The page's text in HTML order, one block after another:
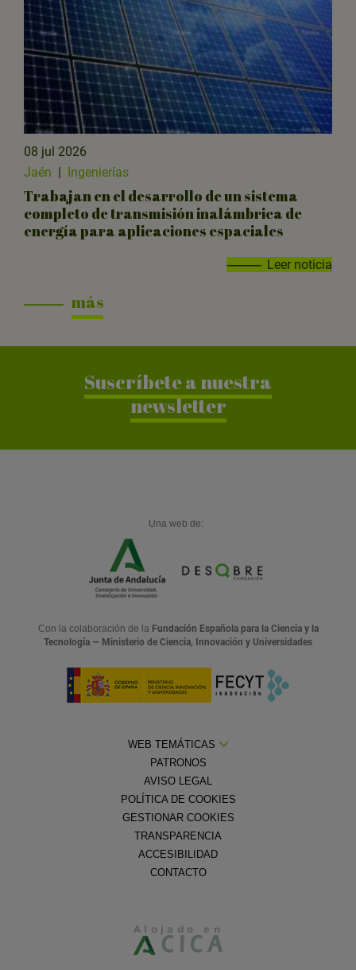
08 jul 2026
Jaén | Ingenierías
Trabajan en el desarrollo de un sistema
completo de transmisión inalámbrica de
energía para aplicaciones espaciales
Leer noticia
más
Suscríbete a nuestra
newsletter
Una web de:
Con la colaboración de la Fundación Española para la Ciencia y la
Tecnología — Ministerio de Ciencia, Innovación y Universidades
WEB TEMÁTICAS
PATRONOS
AVISO LEGAL
POLÍTICA DE COOKIES
GESTIONAR COOKIES
TRANSPARENCIA
ACCESIBILIDAD
CONTACTO